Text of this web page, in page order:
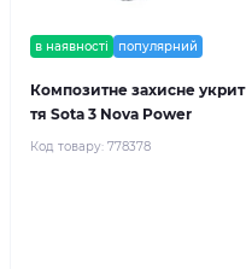
в наявності популярний
Композитне захисне укрит
тя Sota 3 Nova Power
Код товару: 778378